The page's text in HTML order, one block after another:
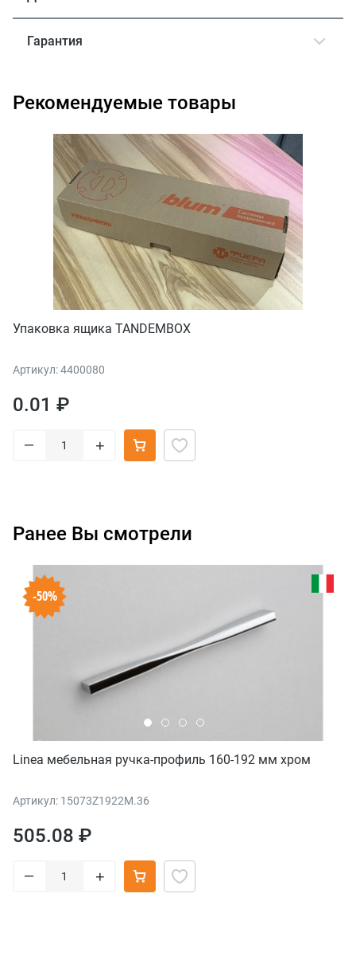
Гарантия
Рекомендуемые товары
Упаковка ящика TANDEMBOX
Артикул: 4400080
0.01 ₽
– +
Ранее Вы смотрели
-50%
Linea мебельная ручка-профиль 160-192 мм хром
Артикул: 15073Z1922M.36
505.08 ₽
– +